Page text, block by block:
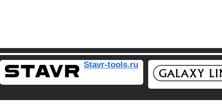
Stavr-tools.ru